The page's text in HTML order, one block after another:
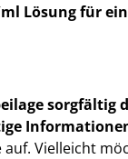
Lösung für
auf. Vielleicht